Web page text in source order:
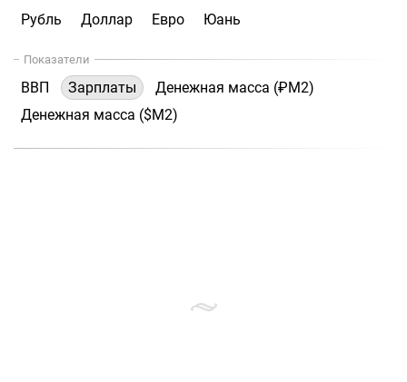
Рубль Доллар Евро Юань
Показатели
ВВП Зарплаты
Денежная масса (₽М2)
Денежная масса ($М2)